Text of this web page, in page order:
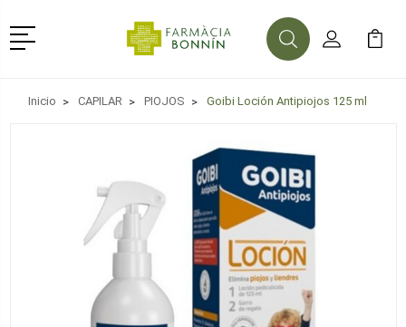
Menú
BuscarMi Cuenta
Mi
Inicio CAPILAR PIOJOS Goibi Loción Antipiojos 125 ml